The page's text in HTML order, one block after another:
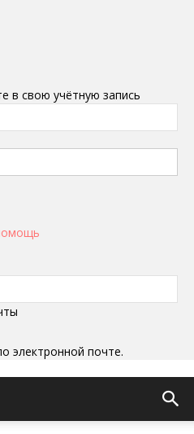
в свою учётную запись
электронной почте.